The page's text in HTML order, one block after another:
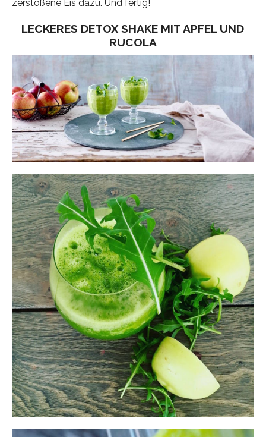
zerstoßene Eis dazu. Und fertig!
LECKERES DETOX SHAKE MIT APFEL UND
RUCOLA